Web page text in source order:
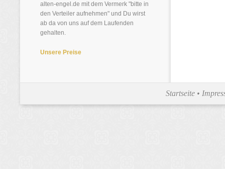
alten-engel.de mit dem Vermerk "bitte in
den Verteiler aufnehmen" und Du wirst
ab da von uns auf dem Laufenden
gehalten.
Unsere Preise
Startseite •